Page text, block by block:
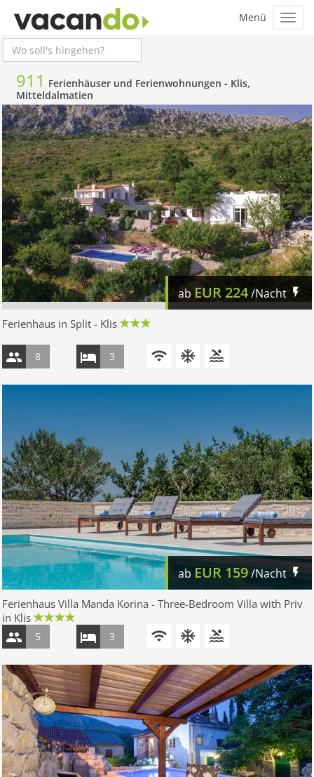
911 Ferienhäuser und Ferienwohnungen - Klis,
Mitteldalmatien
abEUR224/Nacht
Ferienhaus in Split - Klis
8 3
ab EUR 159/Nacht
Ferienhaus Villa Manda Korina - Three-Bedroom Villa with Priv
in Klis
5 3